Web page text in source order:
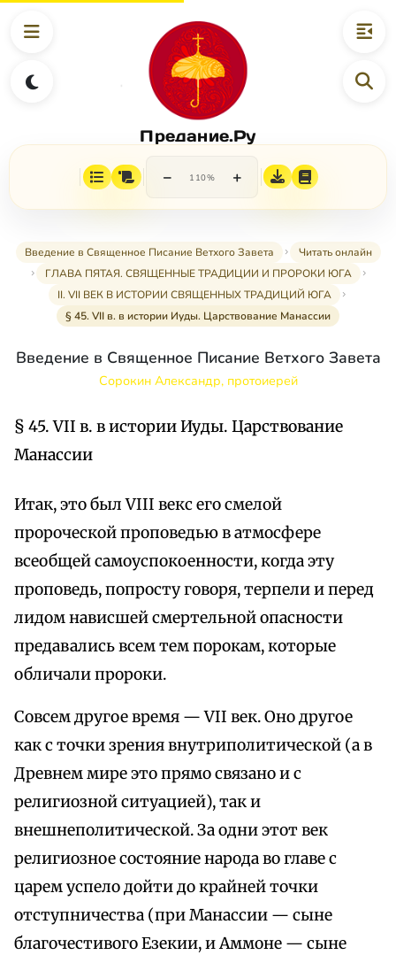
Предание.Ру
− 110% +
Введение в Священное Писание Ветхого Завета
Читать онлайн
ГЛАВА ПЯТАЯ. СВЯЩЕННЫЕ ТРАДИЦИИ И ПРОРОКИ ЮГА
II. VII ВЕК В ИСТОРИИ СВЯЩЕННЫХ ТРАДИЦИЙ ЮГА
§ 45. VII в. в истории Иуды. Царствование Манассии
Введение в Священное Писание Ветхого Завета
Сорокин Александр, протоиерей
§ 45. VII в. в истории Иуды. Царствование
Манассии
Итак, это был VIII векс его смелой
пророческой проповедью в атмосфере
всеобщей самоуспокоенности, когда эту
проповедь, попросту говоря, терпели и перед
лидом нависшей смертельной опасности
предавались всем тем порокам, которые
обличали пророки.
Совсем другое время — VII век. Оно другое
как с точки зрения внутриполитической (а в
Древнем мире это прямо связано и с
религиозной ситуацией), так и
внешнеполитической. За одни этот век
религиозное состояние народа во главе с
царем успело дойти до крайней точки
отступничества (при Манассии — сыне
благочестивого Езекии, и Аммоне — сыне